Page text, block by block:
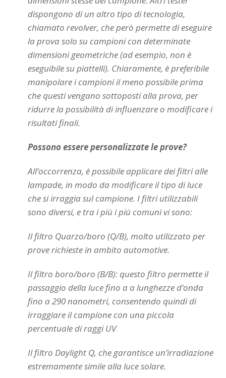
dispongono di un altro tipo di tecnologia,
chiamato revolver, che però permette di eseguire
la prova solo su campioni con determinate
dimensioni geometriche (ad esempio, non è
eseguibile su piattelli). Chiaramente, è preferibile
manipolare i campioni il meno possibile prima
che questi vengano sottoposti alla prova, per
ridurre la possibilità di influenzare o modificare i
risultati finali.
Possono essere personalizzate le prove?
All’occorrenza, è possibile applicare dei filtri alle
lampade, in modo da modificare il tipo di luce
che si irraggia sul campione. I filtri utilizzabili
sono diversi, e tra i più i più comuni vi sono:
Il filtro Quarzo/boro (Q/B), molto utilizzato per
prove richieste in ambito automotive.
Il filtro boro/boro (B/B): questo filtro permette il
passaggio della luce fino a a lunghezze d’onda
fino a 290 nanometri, consentendo quindi di
irraggiare il campione con una piccola
percentuale di raggi UV
Il filtro Daylight Q, che garantisce un’irradiazione
estremamente simile alla luce solare.